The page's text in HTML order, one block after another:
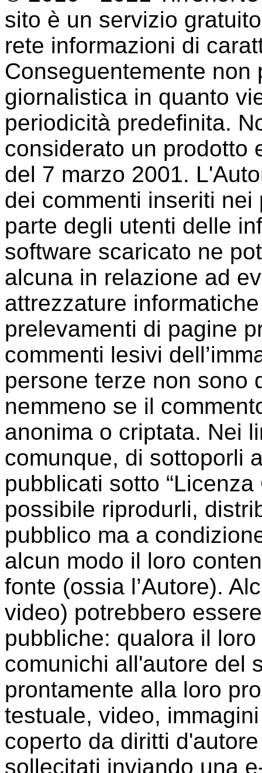
sito è un servizio
rete informazioni di
Conseguentemente
giornalistica in quanto
periodicità predefinita.
considerato un prodotto
del 7 marzo 2001.
dei commenti inseriti nei
parte degli utenti delle
software scaricato ne
alcuna in relazione ad
attrezzature
prelevamenti di pagine
commenti lesivi
persone terze non sono
nemmeno se il
anonima o criptata. Nei
comunque, di sottoporli
pubblicati sotto
possibile riprodurli,
pubblico ma a
alcun modo il loro
fonte (ossia l’Autore).
video) potrebbero
pubbliche: qualora il
comunichi all'autore del
prontamente alla loro
testuale, video,
coperto da diritti
sollecitati inviando una